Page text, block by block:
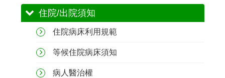
住院/出院須知
住院病床利用規範
等候住院病床須知
病人醫治權